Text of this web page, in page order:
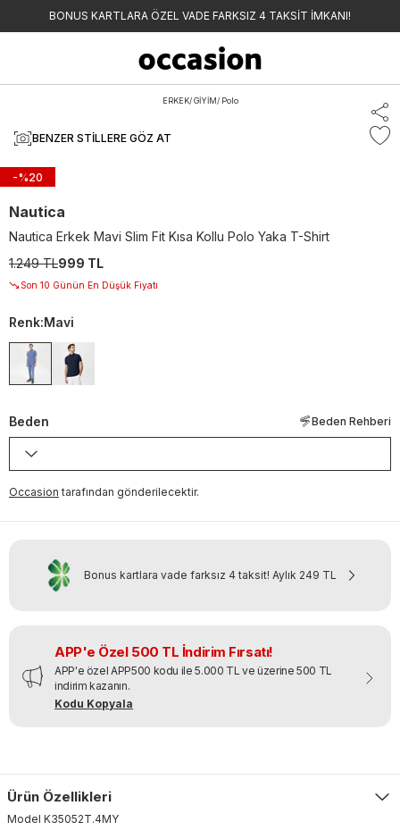
BONUS KARTLARA ÖZEL VADE FARKSIZ 4 TAKSİT İMKANI!
ERKEK/ GİYİM/ Polo
BENZER STILLERE GÖZ AT
-%20
Nautica
Nautica Erkek Mavi Slim Fit Kısa Kollu Polo Yaka T-Shirt
1.249 TL999 TL
Son 10 Günün En Düşük Fiyatı
Renk:Mavi
Beden Beden Rehberi
Occasion tarafından gönderilecektir.
Bonus kartlara vade farksız 4 taksit! Aylık 249 TL
APP'e Özel 500 TL İndirim Fırsatı!
APP'e özel APP500 kodu ile 5.000 TL ve üzerine 500 TL
indirim kazanın.
Kodu Kopyala
Ürün Özellikleri
Model K35052T.4MY